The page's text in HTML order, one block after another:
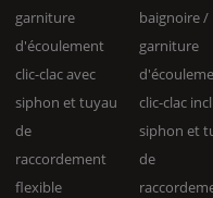
garniture
d'écoulement
clic-clac avec
siphon et tuyau
de
raccordement
flexible
baignoire /
garniture
clic-clac
siphon et
de